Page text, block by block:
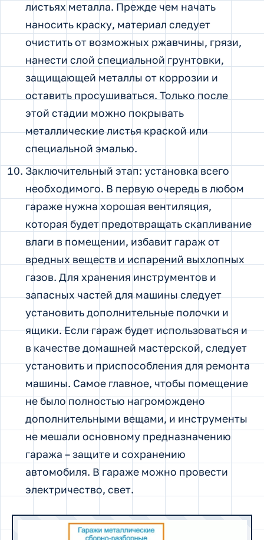
листьях металла. Прежде чем начать
наносить краску, материал следует
очистить от возможных ржавчины, грязи,
нанести слой специальной грунтовки,
защищающей металлы от коррозии и
оставить просушиваться. Только после
этой стадии можно покрывать
металлические листья краской или
специальной эмалью.
Заключительный этап: установка всего
необходимого. В первую очередь в любом
гараже нужна хорошая вентиляция,
которая будет предотвращать скапливание
влаги в помещении, избавит гараж от
вредных веществ и испарений выхлопных
газов. Для хранения инструментов и
запасных частей для машины следует
установить дополнительные полочки и
ящики. Если гараж будет использоваться и
в качестве домашней мастерской, следует
установить и приспособления для ремонта
машины. Самое главное, чтобы помещение
не было полностью нагромождено
дополнительными вещами, и инструменты
не мешали основному предназначению
гаража – защите и сохранению
автомобиля. В гараже можно провести
электричество, свет.